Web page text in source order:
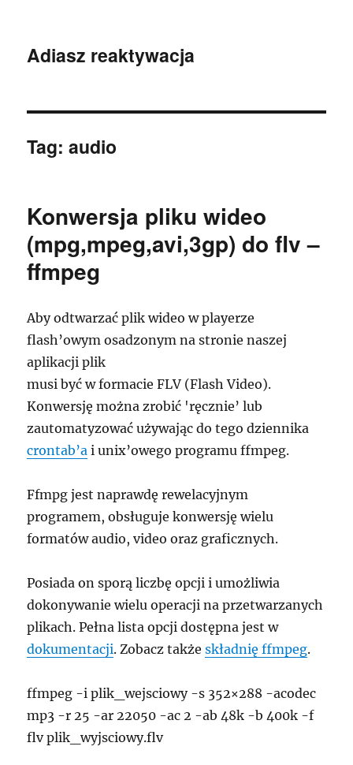
Adiasz reaktywacja
Tag:audio
Konwersja pliku wideo
(mpg,mpeg,avi,3gp) do flv –
ffmpeg
Aby odtwarzać plik wideo w playerze
flash’owym osadzonym na stronie naszej
aplikacji plik
musi być w formacie FLV (Flash Video).
Konwersję można zrobić 'ręcznie’ lub
zautomatyzować używając do tego dziennika
crontab’a i unix’owego programu ffmpeg.
Ffmpg jest naprawdę rewelacyjnym
programem, obsługuje konwersję wielu
formatów audio, video oraz graficznych.
Posiada on sporą liczbę opcji i umożliwia
dokonywanie wielu operacji na przetwarzanych
plikach. Pełna lista opcji dostępna jest w
dokumentacji. Zobacz takżeskładnię ffmpeg.
ffmpeg -i plik_wejsciowy -s 352×288 -acodec
mp3 -r 25 -ar 22050 -ac 2 -ab 48k -b 400k -f
flv plik_wyjsciowy.flv